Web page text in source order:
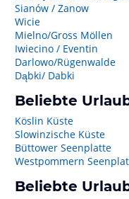
Sianów / Zanow
Wicie
Mielno/Gross Möllen
Iwiecino / Eventin
Darlowo/Rügenwalde
Dąbki/ Dabki
Beliebte
Köslin Küste
Slowinzische Küste
Büttower Seenplatte
Westpommern
Beliebte